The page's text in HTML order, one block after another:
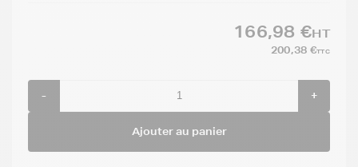
166,98 €HT
200,38 €TTC
- +
Ajouter au panier